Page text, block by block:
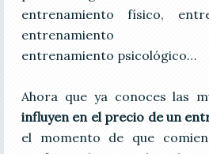
entrenamiento físico,
entrenamiento psicológico…
Ahora que ya conoces las
influyen en el precio de un
el momento de que